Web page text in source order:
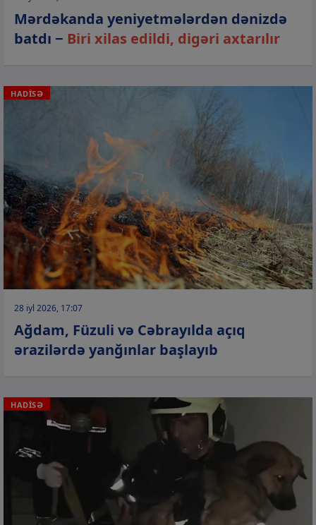
Mərdəkanda yeniyetmələrdən dənizdə
batdı − Biri xilas edildi, digəri axtarılır
HADİSƏ
28 iyl 2026, 17:07
Ağdam, Füzuli və Cəbrayılda açıq
ərazilərdə yanğınlar başlayıb
HADİSƏ